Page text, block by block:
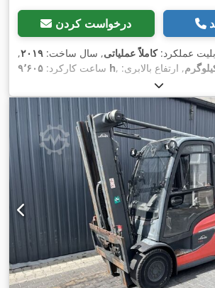
درخواست کردن
عملکرد:کاملاً عملیاتی, سال ساخت: ۲۰۱۹,
ساعت کارکرد: ۹٬۶۰۵ h , ارتفاع بالابری:
۱٬۵۱۹ میلی‌متر
ارتفاع سازه:۲٬۱۲۱ میلی‌متر
, نوع سیستم انتقال
Treibgas,